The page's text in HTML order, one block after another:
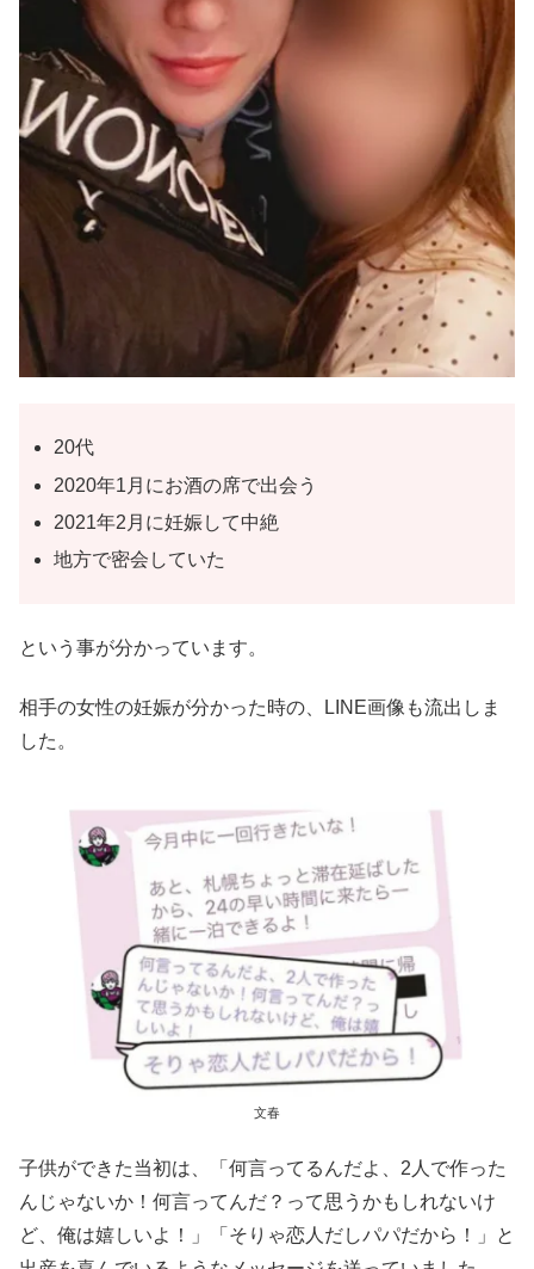
20代
2020年1月にお酒の席で出会う
2021年2月に妊娠して中絶
地方で密会していた
という事が分かっています。
相手の女性の妊娠が分かった時の、LINE画像も流出しま
した。
文春
子供ができた当初は、「何言ってるんだよ、2人で作った
んじゃないか！何言ってんだ？って思うかもしれないけ
ど、俺は嬉しいよ！」「そりゃ恋人だしパパだから！」と